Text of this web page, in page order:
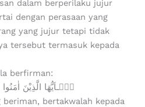
dalam berperilaku jujur
dengan perasaan yang
yang jujur tetapi tidak
tersebut termasuk kepada
berfirman:
يٰۤـاَيُّهَا الَّذِيْنَ اٰمَنُوا
beriman, bertakwalah kepada